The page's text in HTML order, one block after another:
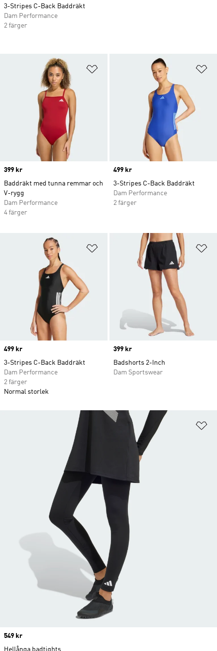
Lägg till på önskelistan
Price
399 kr
Baddräkt med tunna remmar och
V-rygg
Dam Performance
4 färger
Price
499 kr
3-Stripes C-Back Baddräkt
Dam Performance
2 färger
Lägg till på önskelistan
Price
499 kr
3-Stripes C-Back Baddräkt
Dam Performance
2 färger
Normal storlek
Price
399 kr
Badshorts 2-Inch
Dam Sportswear
3-Stripes C-Back Baddräkt
Dam Performance
2 färger
Price
549 kr
Hellånga badtights